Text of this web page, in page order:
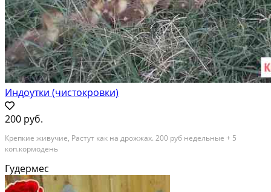
Индоутки (чистокровки)
200 руб.
Крепкие живучие, Растут как на дрожжах. 200 руб недельные + 5
коп.кормодень
Гудермес